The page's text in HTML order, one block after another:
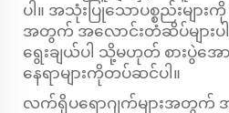
ပါ။ အသုံးပြုသောပစ္စည်းမျ
အတွက် အလောင်းတံဆိပ်များပါ
ရွေးချယ်ပါ သို့မဟုတ် စားပွဲအ
နေရာများကိုတပ်ဆင်ပါ။
လက်ရှိပရောဂျက်များအတွက် အ